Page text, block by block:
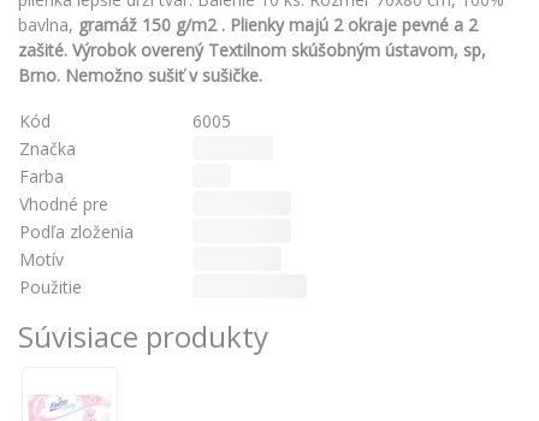
bavlna, gramáž 150 g/m2 . Plienky majú 2 okraje pevné a 2
zašité. Výrobok overený Textilnom skúšobným ústavom, sp,
Brno. Nemožno sušiť v sušičke.
Kód
6005
Značka
Farba
Vhodné pre
Podľa zloženia
Motív
Použitie
Súvisiace produkty